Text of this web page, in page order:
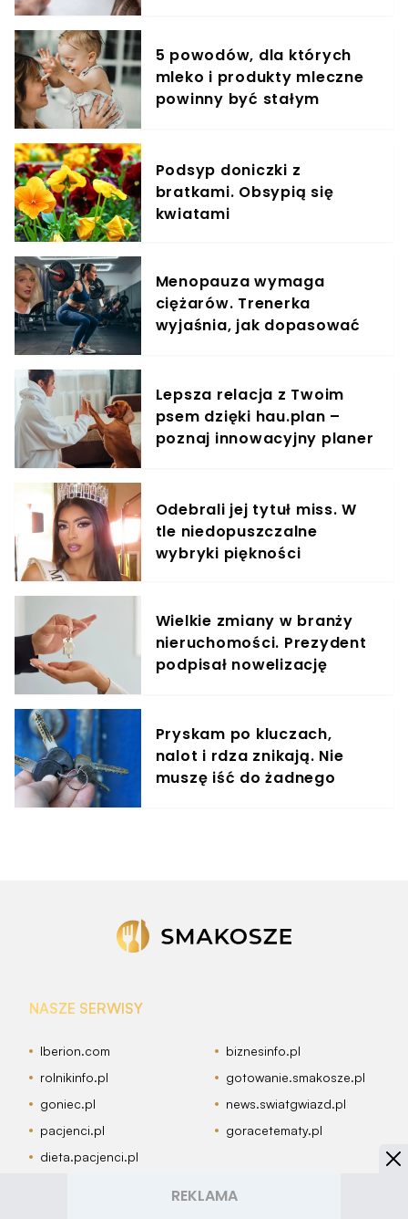
5 powodów, dla których
mleko i produkty mleczne
powinny być stałym
Podsyp doniczki z
bratkami. Obsypią się
kwiatami
Menopauza wymaga
ciężarów. Trenerka
wyjaśnia, jak dopasować
Lepsza relacja z Twoim
psem dzięki hau.plan –
poznaj innowacyjny planer
Odebrali jej tytuł miss. W
tle niedopuszczalne
wybryki piękności
Wielkie zmiany w branży
nieruchomości. Prezydent
podpisał nowelizację
Pryskam po kluczach,
nalot i rdza znikają. Nie
muszę iść do żadnego
NASZE SERWISY
Iberion.com
biznesinfo.pl
rolnikinfo.pl
gotowanie.smakosze.pl
goniec.pl
news.swiatgwiazd.pl
pacjenci.pl
goracetematy.pl
dieta.pacjenci.pl